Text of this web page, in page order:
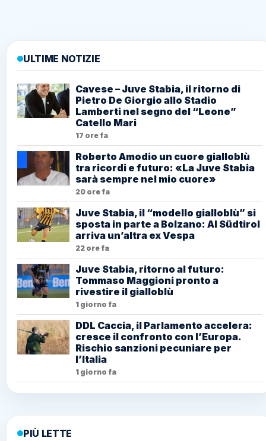
ULTIME NOTIZIE
Cavese – Juve Stabia, il ritorno di
Pietro De Giorgio allo Stadio
Lamberti nel segno del “Leone”
Catello Mari
17 ore fa
Roberto Amodio un cuore gialloblù
tra ricordi e futuro: «La Juve Stabia
sarà sempre nel mio cuore»
20 ore fa
Juve Stabia, il “modello gialloblù” si
sposta in parte a Bolzano: Al Südtirol
arriva un’altra ex Vespa
22 ore fa
Juve Stabia, ritorno al futuro:
Tommaso Maggioni pronto a
rivestire il gialloblù
1 giorno fa
DDL Caccia, il Parlamento accelera:
cresce il confronto con l’Europa.
Rischio sanzioni pecuniare per
l’Italia
1 giorno fa
PIÙ LETTE